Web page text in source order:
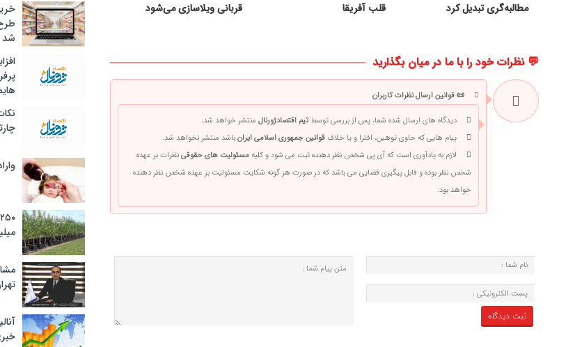
مطالبه‌گری تبدیل کرد
قلب آفریقا
قربانی ویلاسازی می‌شود
💬 نظرات خود را با ما در میان بگذارید
📜 قوانین ارسال نظرات کاربران
دیدگاه های ارسال شده شما، پس از بررسی توسط تیم اقتصادژورنال منتشر خواهد شد.
پیام هایی که حاوی توهین، افترا و یا خلاف قوانین جمهوری اسلامی ایرانباشد منتشر نخواهد شد.
لازم به یادآوری است که آی پی شخص نظر دهنده ثبت می شود و کلیه مسئولیت های حقوقینظرات بر عهده
شخص نظر بوده و قابل پیگیری قضایی می باشد که در صورت هر گونه شکایت مسئولیت بر عهده شخص نظر دهنده
خواهد بود.
شد